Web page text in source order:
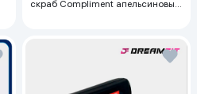
скраб Compliment апельсиновый